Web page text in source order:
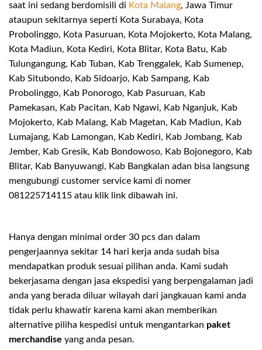
saat ini sedang berdomisili di Kota Malang, Jawa Timur
ataupun sekitarnya seperti Kota Surabaya, Kota
Probolinggo, Kota Pasuruan, Kota Mojokerto, Kota Malang,
Kota Madiun, Kota Kediri, Kota Blitar, Kota Batu, Kab
Tulungangung, Kab Tuban, Kab Trenggalek, Kab Sumenep,
Kab Situbondo, Kab Sidoarjo, Kab Sampang, Kab
Probolinggo, Kab Ponorogo, Kab Pasuruan, Kab
Pamekasan, Kab Pacitan, Kab Ngawi, Kab Nganjuk, Kab
Mojokerto, Kab Malang, Kab Magetan, Kab Madiun, Kab
Lumajang, Kab Lamongan, Kab Kediri, Kab Jombang, Kab
Jember, Kab Gresik, Kab Bondowoso, Kab Bojonegoro, Kab
Blitar, Kab Banyuwangi, Kab Bangkalan adan bisa langsung
mengubungi customer service kami di nomer
081225714115 atau klik link dibawah ini.
Hanya dengan minimal order 30 pcs dan dalam
pengerjaannya sekitar 14 hari kerja anda sudah bisa
mendapatkan produk sesuai pilihan anda. Kami sudah
bekerjasama dengan jasa ekspedisi yang berpengalaman jadi
anda yang berada diluar wilayah dari jangkauan kami anda
tidak perlu khawatir karena kami akan memberikan
alternative piliha kespedisi untuk mengantarkan paket
merchandise yang anda pesan.